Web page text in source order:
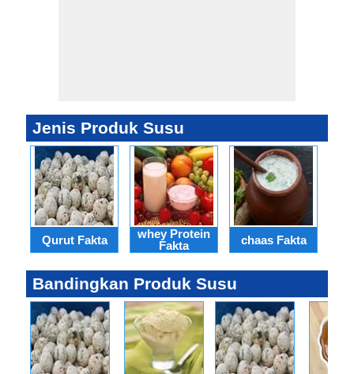
Jenis Produk Susu
Qurut Fakta
whey Protein
Fakta
chaas Fakta
Bandingkan Produk Susu